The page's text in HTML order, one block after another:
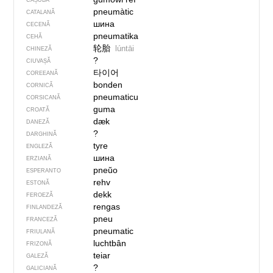
CATALANĂ pneumàtic
CECENĂ шина
CEHĂ pneumatika
CHINEZĂ 轮胎 lúntāi
CIUVAȘĂ ?
COREEANĂ 타이어
CORNICĂ bonden
CORSICANĂ pneumaticu
CROATĂ guma
DANEZĂ dæk
DARGHINĂ ?
ENGLEZĂ tyre
ERZIANĂ шина
ESPERANTO pneŭo
ESTONĂ rehv
FEROEZĂ dekk
FINLANDEZĂ rengas
FRANCEZĂ pneu
FRIULANĂ pneumatic
FRIZONĂ luchtbân
GALEZĂ teiar
GALICIANĂ ?